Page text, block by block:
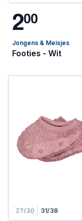
200
Jongens & Meisjes
Footies - Wit
27/30 31/38